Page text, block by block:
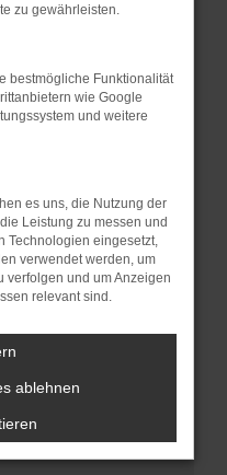
dir helfen können:
zum Beispiel deine
Werbeblocker,
Seiten
Seite in einem
privaten
vorübergehende
zu gewährleisten.
bestmögliche Funktionalität
wie Google
und weitere
es uns, die Nutzung der
Leistung zu messen und
Technologien eingesetzt,
verwendet werden, um
verfolgen und um Anzeigen
relevant sind.
ablehnen